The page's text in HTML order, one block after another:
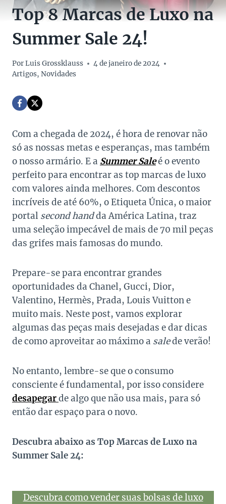
Top 8 Marcas de Luxo na
Summer Sale 24!
PorLuis Grossklauss
4 de janeiro de 2024
Artigos, Novidades
Com a chegada de 2024, é hora de renovar não
só as nossas metas e esperanças, mas também
o nosso armário. E a Summer Saleé o evento
perfeito para encontrar as top marcas de luxo
com valores ainda melhores. Com descontos
incríveis de até 60%, o Etiqueta Única, o maior
portal second handda América Latina, traz
uma seleção impecável de mais de 70 mil peças
das grifes mais famosas do mundo.
Prepare-se para encontrar grandes
oportunidades da Chanel, Gucci, Dior,
Valentino, Hermès, Prada, Louis Vuitton e
muito mais. Neste post, vamos explorar
algumas das peças mais desejadas e dar dicas
de como aproveitar ao máximo a salede verão!
No entanto, lembre-se que o consumo
consciente é fundamental, por isso considere
desapegarde algo que não usa mais, para só
então dar espaço para o novo.
Descubra abaixo as Top Marcas de Luxo na
Summer Sale 24:
Descubra como vender suas bolsas de luxo